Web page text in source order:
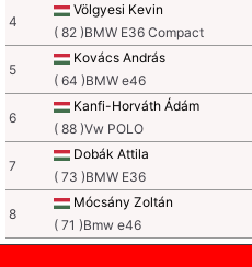
4
Völgyesi Kevin
( 82 )BMW E36 Compact
5
Kovács András
( 64 )BMW e46
6
Kanfi-Horváth Ádám
( 88 )Vw POLO
7
Dobák Attila
( 73 )BMW E36
8
Mócsány Zoltán
( 71 )Bmw e46